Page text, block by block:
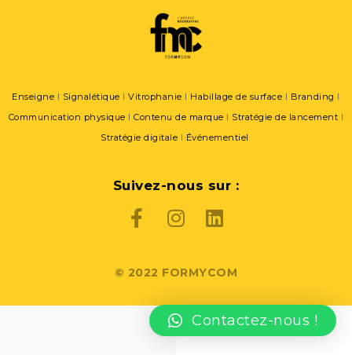
Enseigne I Signalétique lVitrophanie l Habillage de surface l Branding l
Communication physique lContenu de marque l Stratégie de lancement l
Stratégie digitale l Événementiel
Suivez-nous sur :
© 2022 FORMYCOM
Contactez-nous !